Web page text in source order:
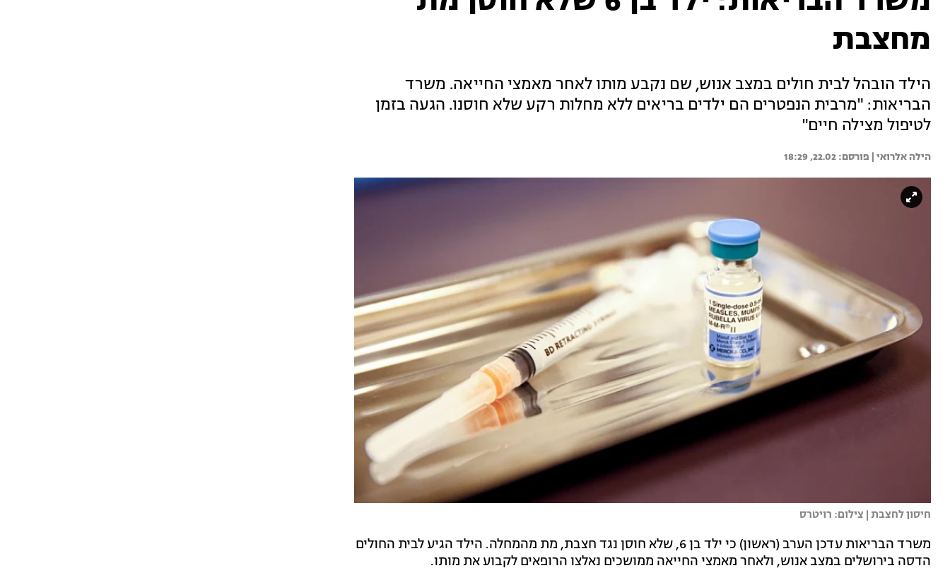
מחצבת
הילד הובהל לבית חולים במצב אנוש, שם נקבע מותו לאחר מאמצי החייאה. משרד
הבריאות: "מרבית הנפטרים הם ילדים בריאים ללא מחלות רקע שלא חוסנו. הגעה בזמן
לטיפול מצילה חיים"
הילה אלרואי | 22.02, 18:29
חיסון לחצבת | צילום: רויטרס
משרד הבריאות עדכן הערב (ראשון) כי ילד בן 6, שלא חוסן נגד חצבת, מת מהמחלה. הילד הגיע לבית החולים
הדסה בירושלים במצב אנוש, ולאחר מאמצי החייאה ממושכים נאלצו הרופאים לקבוע את מותו.